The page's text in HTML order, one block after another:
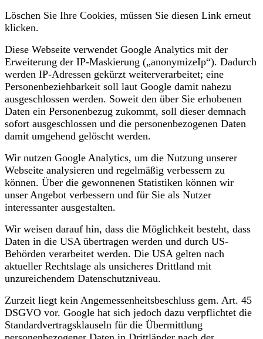
​Löschen Sie Ihre Cookies, müssen Sie diesen Link erneut
klicken.
Diese Webseite verwendet Google Analytics mit der
Erweiterung der IP-Maskierung („anonymizeIp“). Dadurch
werden IP-Adressen gekürzt weiterverarbeitet; eine
Personenbeziehbarkeit soll laut Google damit nahezu
ausgeschlossen werden. Soweit den über Sie erhobenen
Daten ein Personenbezug zukommt, soll dieser demnach
sofort ausgeschlossen und die personenbezogenen Daten
damit umgehend gelöscht werden.
Wir nutzen Google Analytics, um die Nutzung unserer
Webseite analysieren und regelmäßig verbessern zu
können. Über die gewonnenen Statistiken können wir
unser Angebot verbessern und für Sie als Nutzer
interessanter ausgestalten.
Wir weisen darauf hin, dass die Möglichkeit besteht, dass
Daten in die USA übertragen werden und durch US-
Behörden verarbeitet werden. Die USA gelten nach
aktueller Rechtslage als unsicheres Drittland mit
unzureichendem Datenschutzniveau.
Zurzeit liegt kein Angemessenheitsbeschluss gem. Art. 45
DSGVO vor. Google hat sich jedoch dazu verpflichtet die
Standardvertragsklauseln für die Übermittlung